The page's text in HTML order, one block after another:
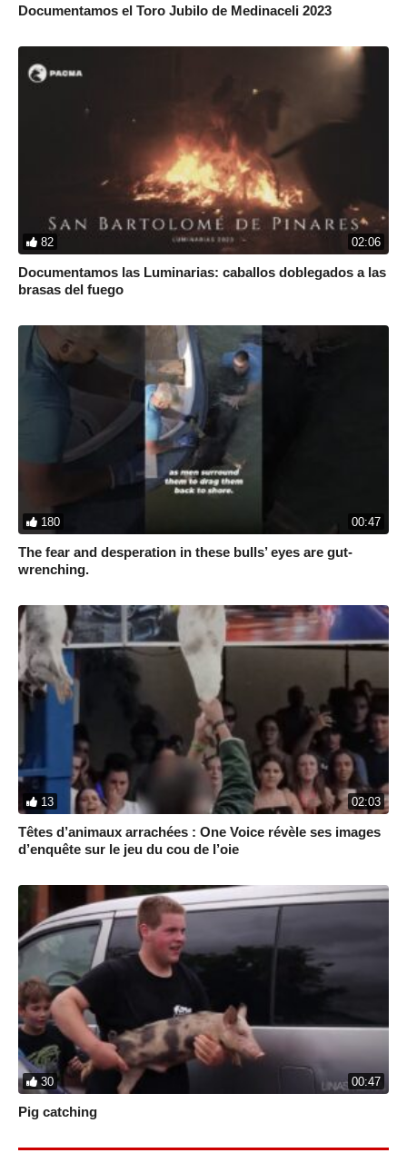
Documentamos el Toro Jubilo de Medinaceli 2023
82 02:06
Documentamos las Luminarias: caballos doblegados a las
brasas del fuego
180 00:47
The fear and desperation in these bulls’ eyes are gut-
wrenching.
13 02:03
Têtes d’animaux arrachées : One Voice révèle ses images
d’enquête sur le jeu du cou de l’oie
30 00:47
Pig catching